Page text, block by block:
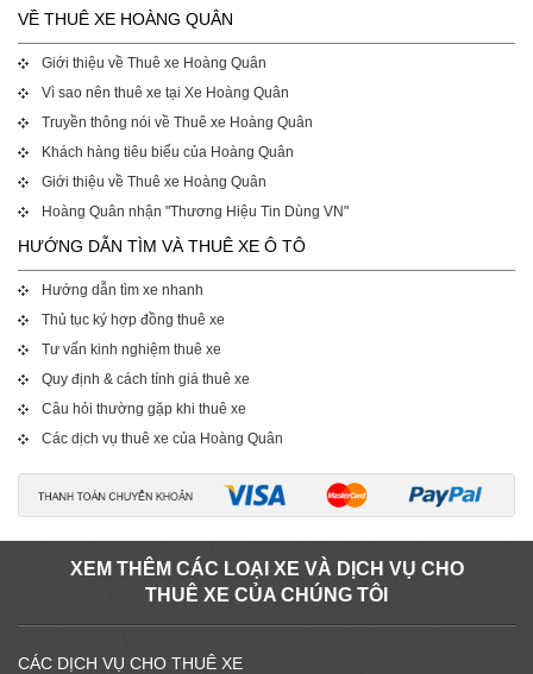
VỀ THUÊ XE HOÀNG QUÂN
Giới thiệu về Thuê xe Hoàng Quân
Vì sao nên thuê xe tại Xe Hoàng Quân
Truyền thông nói về Thuê xe Hoàng Quân
Khách hàng tiêu biểu của Hoàng Quân
Giới thiệu về Thuê xe Hoàng Quân
Hoàng Quân nhận "Thương Hiệu Tin Dùng VN"
HƯỚNG DẪN TÌM VÀ THUÊ XE Ô TÔ
Hướng dẫn tìm xe nhanh
Thủ tục ký hợp đồng thuê xe
Tư vấn kinh nghiệm thuê xe
Quy định & cách tính giá thuê xe
Câu hỏi thường gặp khi thuê xe
Các dịch vụ thuê xe của Hoàng Quân
XEM THÊM CÁC LOẠI XE VÀ DỊCH VỤ CHO
THUÊ XE CỦA CHÚNG TÔI
CÁC DỊCH VỤ CHO THUÊ XE